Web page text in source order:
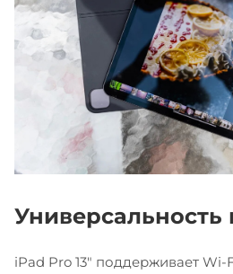
Универсальность
iPad Pro 13" поддерживает Wi-